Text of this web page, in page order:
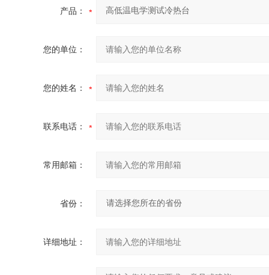
产品：
您的单位：
您的姓名：
联系电话：
常用邮箱：
省份：
详细地址：